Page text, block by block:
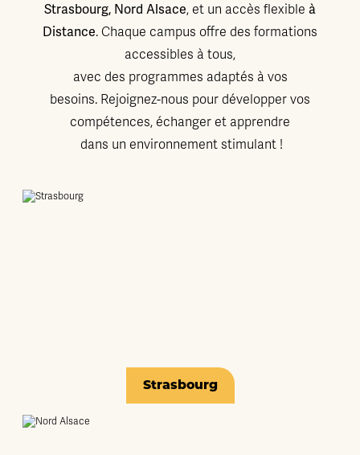
Strasbourg, Nord Alsace, et un accès flexible à
Distance. Chaque campus offre des formations
accessibles à tous,
avec des programmes adaptés à vos
besoins. Rejoignez-nous pour développer vos
compétences, échanger et apprendre
dans un environnement stimulant !
Strasbourg